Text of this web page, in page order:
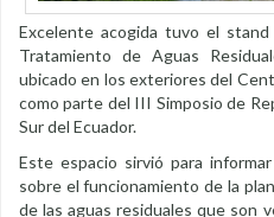
Excelente acogida tuvo el
Tratamiento de Aguas
ubicado en los exteriores del
como parte del III Simposio de
Sur del Ecuador.
Este espacio sirvió para
sobre el funcionamiento de la
de las aguas residuales que son